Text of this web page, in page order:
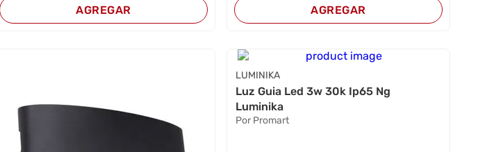
AGREGAR AGREGAR
LUMINIKA
Luz Guia Led 3w 30k Ip65 Ng
Luminika
Por Promart